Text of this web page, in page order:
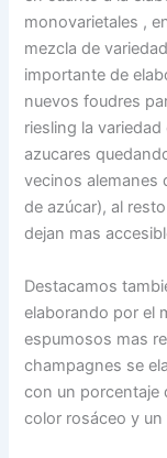
monovarietales ,
mezcla de
importante de
nuevos foudres
riesling la
azucares
vecinos alemanes
de azúcar), al
dejan mas
Destacamos
elaborando por el
espumosos mas
champagnes se
con un porcentaje
color rosáceo y